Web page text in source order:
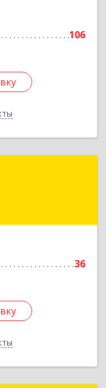
106
36
г, Юбилейный